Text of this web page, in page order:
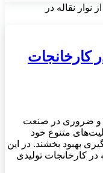
نوار نقاله در
کارخانجات
و ضروری در صنعت
متنوع خود
بهبود بخشند. در این
در کارخانجات تولیدی